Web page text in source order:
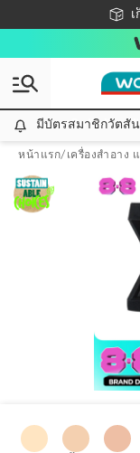
ชอปอ
มีบัตรสมาชิกวัตสั
หน้าแรก/ เครื่องสำอาง